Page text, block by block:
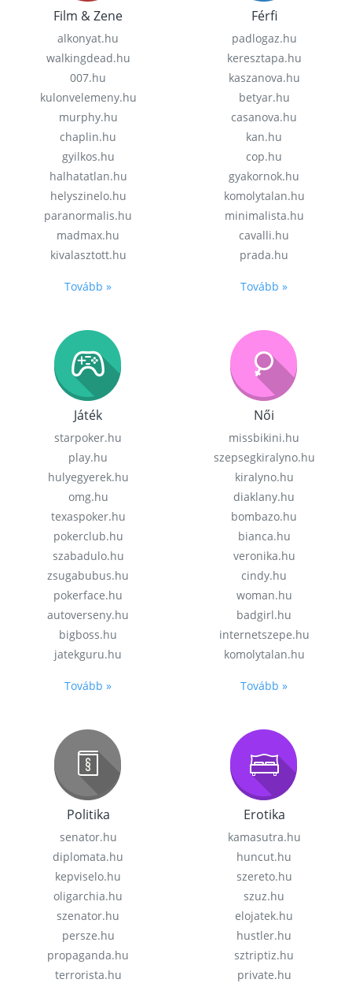
Film & Zene
alkonyat.hu
walkingdead.hu
007.hu
kulonvelemeny.hu
murphy.hu
chaplin.hu
gyilkos.hu
halhatatlan.hu
helyszinelo.hu
paranormalis.hu
madmax.hu
kivalasztott.hu
Tovább »
Férfi
padlogaz.hu
keresztapa.hu
kaszanova.hu
betyar.hu
casanova.hu
kan.hu
cop.hu
gyakornok.hu
komolytalan.hu
minimalista.hu
cavalli.hu
prada.hu
Tovább »
Játék
starpoker.hu
play.hu
hulyegyerek.hu
omg.hu
texaspoker.hu
pokerclub.hu
szabadulo.hu
zsugabubus.hu
pokerface.hu
autoverseny.hu
bigboss.hu
jatekguru.hu
Tovább »
Női
missbikini.hu
szepsegkiralyno.hu
kiralyno.hu
diaklany.hu
bombazo.hu
bianca.hu
veronika.hu
cindy.hu
woman.hu
badgirl.hu
internetszepe.hu
komolytalan.hu
Tovább »
Politika
senator.hu
diplomata.hu
kepviselo.hu
oligarchia.hu
szenator.hu
persze.hu
propaganda.hu
terrorista.hu
Erotika
kamasutra.hu
huncut.hu
szereto.hu
szuz.hu
elojatek.hu
hustler.hu
sztriptiz.hu
private.hu